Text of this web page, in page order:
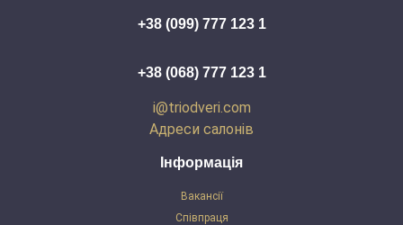
Інформація
Вакансії
Співпраця
+38 (099) 777 123 1
+38 (068) 777 123 1
i@triodveri.com
Адреси салонів